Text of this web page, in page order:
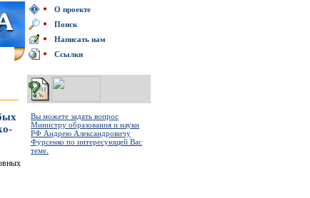
О проекте
Поиск
Написать нам
Ссылки
Вы можете задать вопрос
Министру образования и науки
РФ Андрею Александровичу
Фурсенко по интересующей Вас
теме.